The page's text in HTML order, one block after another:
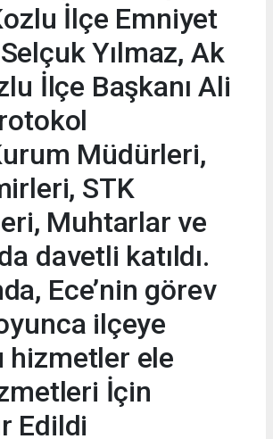
İlçe Emniyet
Yılmaz, Ak
İlçe Başkanı Ali
Müdürleri,
STK
Muhtarlar ve
davetli katıldı.
Ece’nin görev
ilçeye
hizmetler ele
İçin
Edildi